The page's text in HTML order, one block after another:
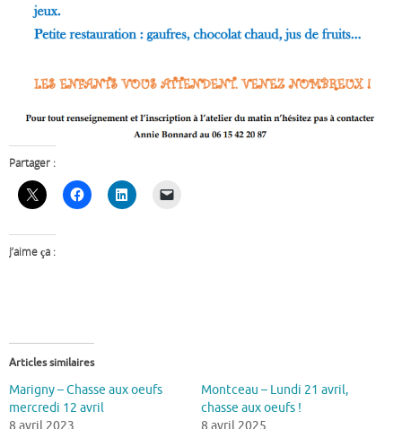
Partager :
J’aime ça :
Articles similaires
Marigny – Chasse aux oeufs
mercredi 12 avril
8 avril 2023
Montceau – Lundi 21 avril,
chasse aux oeufs !
8 avril 2025